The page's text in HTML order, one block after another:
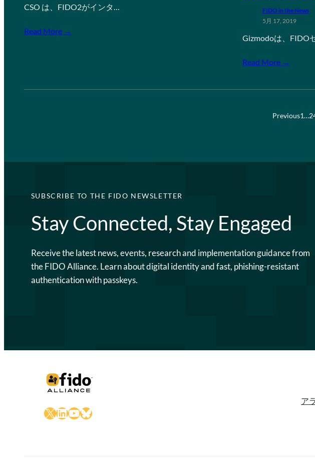
CSO は、FIDO2がインタ…
Read More →
FIDO in the News
5月 17, 2019
Gizmodoは、FIDO
Read More →
Previous1…
SUBSCRIBE TO THE FIDO NEWSLETTER
Stay Connected, Stay Engaged
Receive the latest news, events, research and implementation guidance from
the FIDO Alliance. Learn about digital identity and fast, phishing-resistant
authentication with passkeys.
X LinkedIn
YouTube
Bluesky
ア